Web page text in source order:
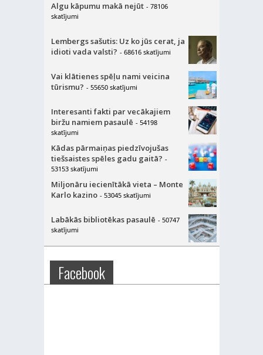
Algu kāpumu makā nejūt - 78106
skatījumi
Lembergs sašutis: Uz ko jūs cerat, ja
idioti vada valsti? - 68616 skatījumi
Vai klātienes spēļu nami veicina
tūrismu? - 55650 skatījumi
Interesanti fakti par vecākajiem
biržu namiem pasaulē - 54198
skatījumi
Kādas pārmaiņas piedzīvojušas
tiešsaistes spēles gadu gaitā? -
53153 skatījumi
Miljonāru iecienītākā vieta – Monte
Karlo kazino - 53045 skatījumi
Labākās bibliotēkas pasaulē - 50747
skatījumi
Facebook